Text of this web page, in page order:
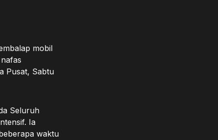
mobil
Pusat, Sabtu
Seluruh
Ia
waktu